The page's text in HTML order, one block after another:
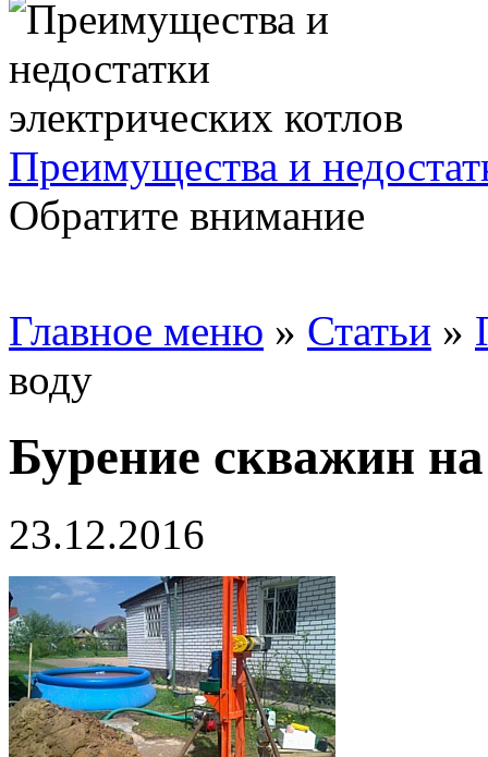
Преимущества и
Обратите внимание
Главное меню » Статьи »
воду
Бурение скважин
23.12.2016